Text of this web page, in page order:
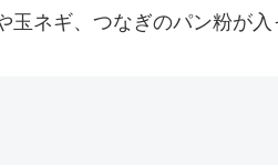
ネギ、つなぎのパン粉が